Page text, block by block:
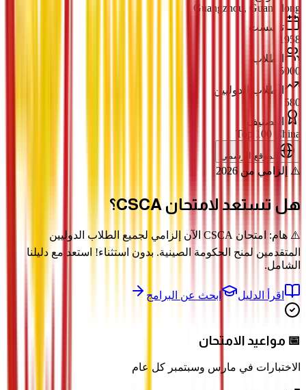
Guangzhou, Guangdong
تأسست
1958
الطلاب
55000
الطلاب الدوليين
580
التصنيف
Top 100 China
الموقع الرسمي
⚠️ إلزامي من 2026
هل تستعد لامتحان CSCA؟
⚠️ هام: امتحان CSCA الآن إلزامي لجميع الطلاب الدوليين
المتقدمين لمنح الحكومة الصينية. بدون استثناء! استعد مع دليلنا
الشامل.
اقرأ الدليل ابحث عن البرامج
📅 مواعيد الامتحان
الاختبارات في مارس وسبتمبر كل عام